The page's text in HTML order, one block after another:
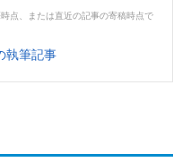
点、または直近の記事の寄稿時点で
執筆記事